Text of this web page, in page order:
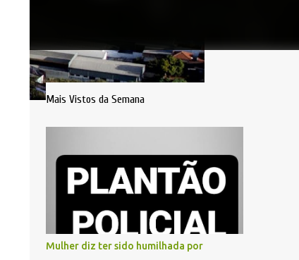
Mais Vistos da Semana
Mulher diz ter sido humilhada por